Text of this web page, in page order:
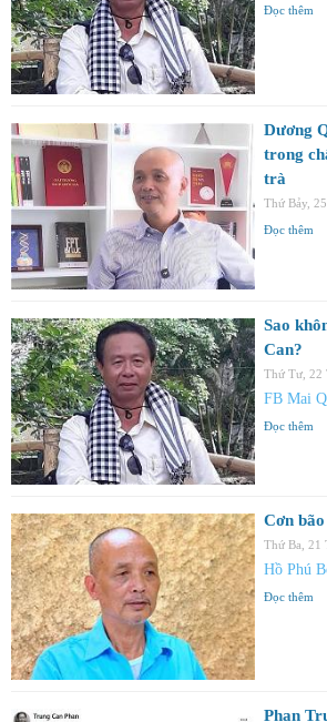
Đọc thêm
Dương
trong
trà
Thứ Bảy,
Đọc thêm
Sao
Can?
Thứ Tư, 22
FB Mai
Đọc thêm
Cơn
Thứ Ba, 21
Hồ Phú
Đọc thêm
Phan